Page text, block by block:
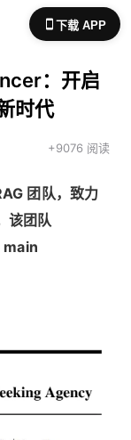
下载 APP
：开启
时代
+9076 阅读
团队，致力
该团队
main